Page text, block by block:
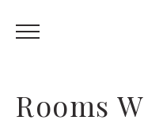
Rooms